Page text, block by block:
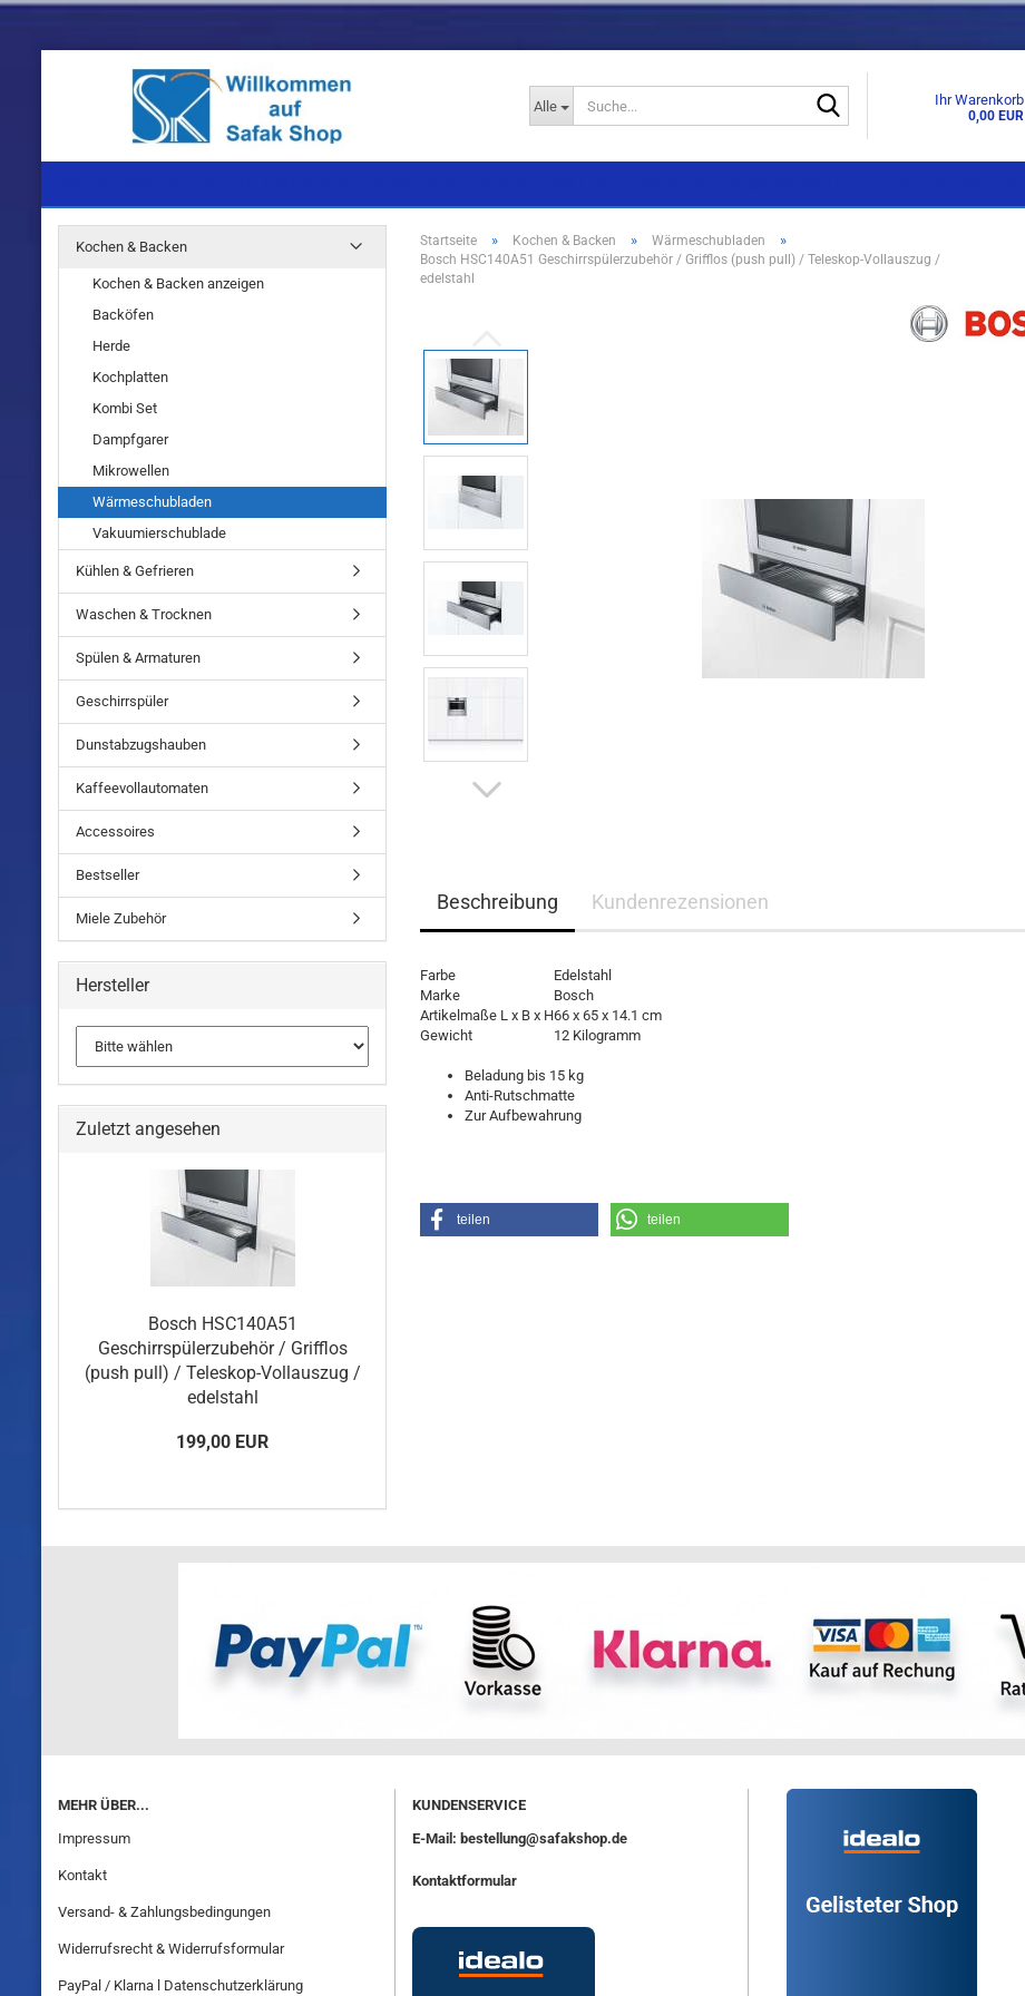
Alle Ihr Warenkorb
0,00 EUR
Einbaugeräte
Einbaugeräte
Startseite » Kochen & Backen » Wärmeschubladen »
Bosch HSC140A51 Geschirrspülerzubehör / Grifflos (push pull) / Teleskop-Vollauszug /
edelstahl
Beschreibung Kundenrezensionen
Farbe
Edelstahl
Marke
Bosch
Artikelmaße L x B x H66 x 65 x 14.1 cm
Gewicht
12 Kilogramm
Beladung bis 15 kg
Anti-Rutschmatte
Zur Aufbewahrung
teilen teilen
Kochen & Backen
Kochen & Backen anzeigen
Backöfen
Herde
Kochplatten
Kombi Set
Dampfgarer
Mikrowellen
Wärmeschubladen
Vakuumierschublade
Kühlen & Gefrieren
Waschen & Trocknen
Spülen & Armaturen
Geschirrspüler
Dunstabzugshauben
Kaffeevollautomaten
Accessoires
Bestseller
Miele Zubehör
Hersteller
Zuletzt angesehen
Bosch HSC140A51
Geschirrspülerzubehör / Grifflos
(push pull) / Teleskop-Vollauszug /
edelstahl
199,00 EUR
MEHR ÜBER...
Impressum
Kontakt
Versand- & Zahlungsbedingungen
Widerrufsrecht & Widerrufsformular
PayPal / Klarna l Datenschutzerklärung
KUNDENSERVICE
E-Mail: bestellung@safakshop.de
Kontaktformular